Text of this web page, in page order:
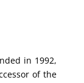
in 1992,
of the